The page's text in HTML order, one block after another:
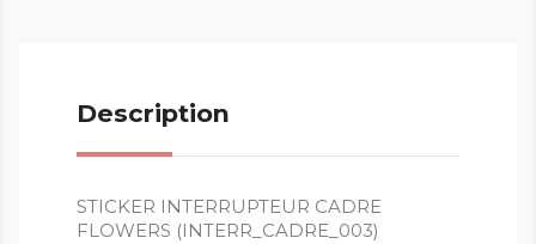
Description
STICKER INTERRUPTEUR CADRE
FLOWERS (INTERR_CADRE_003)